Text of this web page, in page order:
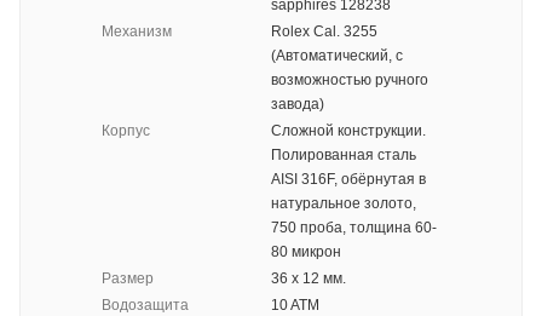
sapphires 128238
Механизм
Rolex Cal. 3255
(Автоматический, с
возможностью ручного
завода)
Корпус
Сложной конструкции.
Полированная сталь
AISI 316F, обёрнутая в
натуральное золото,
750 проба, толщина 60-
80 микрон
Размер
36 х 12 мм.
Водозащита
10 ATM